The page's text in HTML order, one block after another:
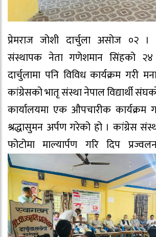
प्रेमराज जोशी दार्चुला असोज ०२ ।
संस्थापक नेता गणेशमान सिंहको
दार्चुलामा पनि विविध कार्यक्रम गरी
कांग्रेसको भातृ संस्था नेपाल विद्यार्थी
कार्यालयमा एक औपचारीक कार्यक्रम
श्रद्धासुमन अर्पण गरेको हो । कांग्रेस
फोटोमा माल्यार्पण गरि दिप